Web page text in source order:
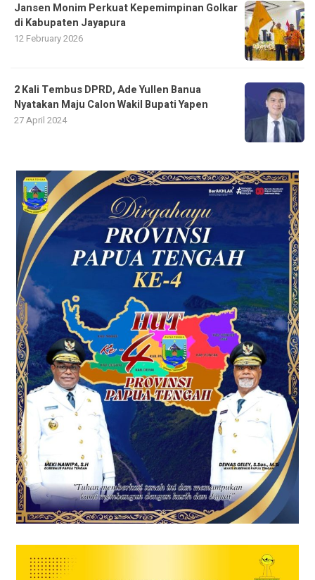
Jansen Monim Perkuat Kepemimpinan Golkar
di Kabupaten Jayapura
12 February 2026
2 Kali Tembus DPRD, Ade Yullen Banua
Nyatakan Maju Calon Wakil Bupati Yapen
27 April 2024